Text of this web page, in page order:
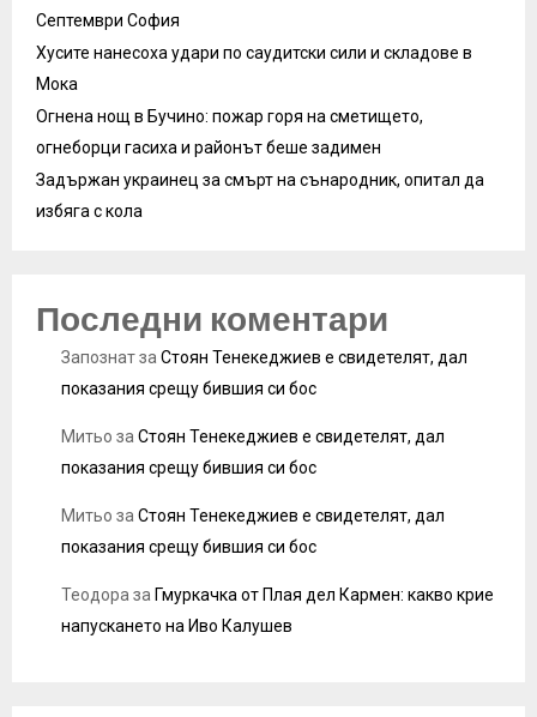
Септември София
Хусите нанесоха удари по саудитски сили и складове в
Мока
Огнена нощ в Бучино: пожар горя на сметището,
огнеборци гасиха и районът беше задимен
Задържан украинец за смърт на сънародник, опитал да
избяга с кола
Последни коментари
Запознатза Стоян Тенекеджиев е свидетелят, дал
показания срещу бившия си бос
Митьо за Стоян Тенекеджиев е свидетелят, дал
показания срещу бившия си бос
Митьо за Стоян Тенекеджиев е свидетелят, дал
показания срещу бившия си бос
Теодора за Гмуркачка от Плая дел Кармен: какво крие
напускането на Иво Калушев